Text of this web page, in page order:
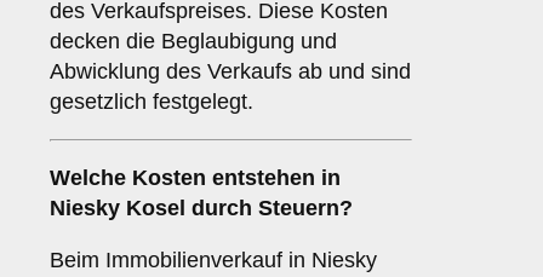
des Verkaufspreises. Diese Kosten
decken die Beglaubigung und
Abwicklung des Verkaufs ab und sind
gesetzlich festgelegt.
Welche Kosten entstehen in
Niesky Kosel durch Steuern?
Beim Immobilienverkauf in Niesky